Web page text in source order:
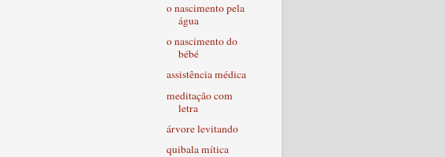
o nascimento pela
água
o nascimento do
bébé
assistência médica
meditação com
letra
árvore levitando
quibala mítica